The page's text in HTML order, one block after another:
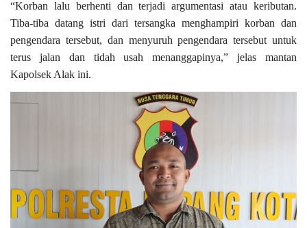
“Korban lalu berhenti dan terjadi argumentasi atau keributan.
Tiba-tiba datang istri dari tersangka menghampiri korban dan
pengendara tersebut, dan menyuruh pengendara tersebut untuk
terus jalan dan tidah usah menanggapinya,” jelas mantan
Kapolsek Alak ini.